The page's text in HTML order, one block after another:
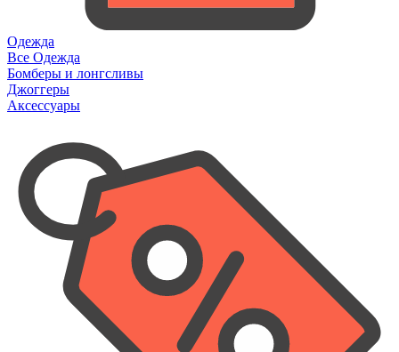
Одежда
Все Одежда
Бомберы и лонгсливы
Джоггеры
Аксессуары